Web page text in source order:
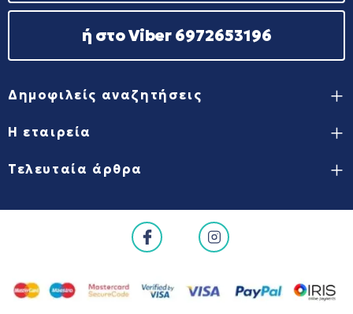
ή στο Viber 6972653196
Δημοφιλείς αναζητήσεις
Η εταιρεία
Τελευταία άρθρα